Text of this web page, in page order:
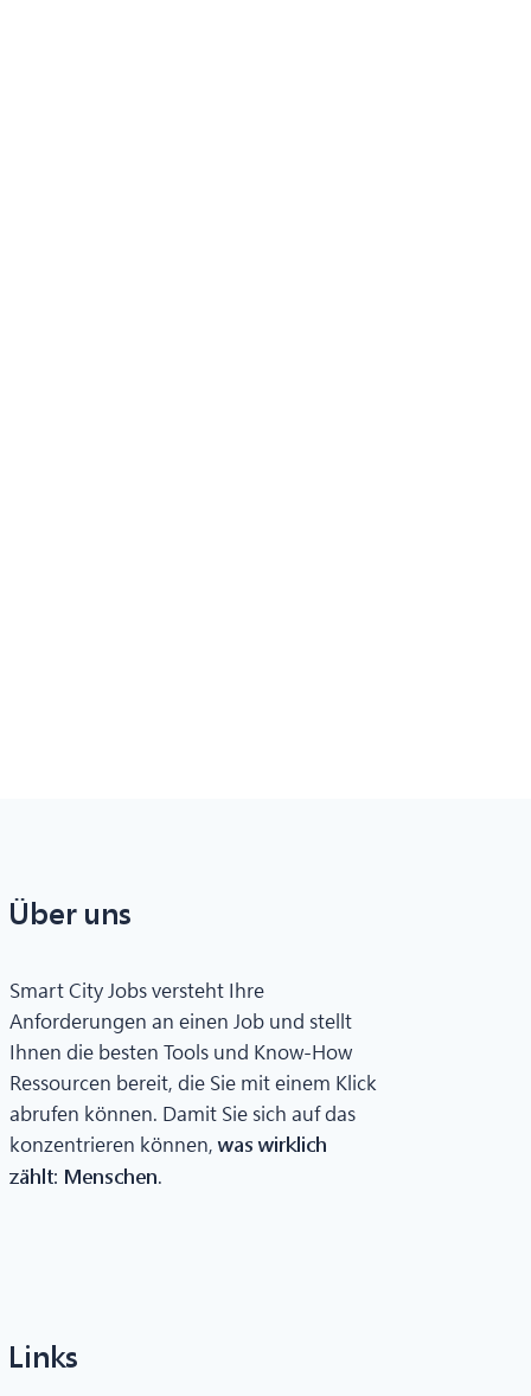
Über uns
Smart City Jobs versteht Ihre
Anforderungen an einen Job und stellt
Ihnen die besten Tools und Know-How
Ressourcen bereit, die Sie mit einem Klick
abrufen können. Damit Sie sich auf das
konzentrieren können,was wirklich
zählt: Menschen.
Links